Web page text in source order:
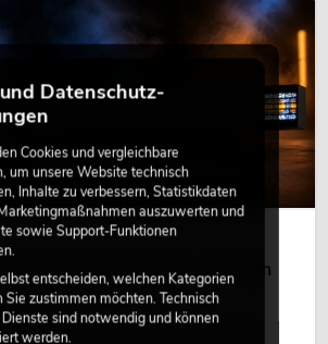
Lichtdesign: Warum
wirkt
Leuchtflächen und farbige
Datenschutz-
Cookies und vergleichbare
um unsere Website technisch
Inhalte zu verbessern, Statistikdaten
auszuwerten und
sowie Support-Funktionen
entscheiden, welchen Kategorien
Sie zustimmen möchten. Technisch
sind notwendig und können
werden.